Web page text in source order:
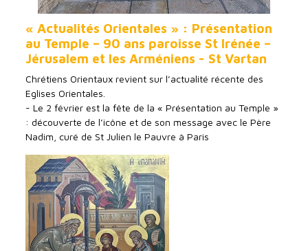
« Actualités Orientales » : Présentation
au Temple – 90 ans paroisse St Irénée –
Jérusalem et les Arméniens - St Vartan
Chrétiens Orientaux revient sur l’actualité récente des
Eglises Orientales.
- Le 2 février est la fête de la « Présentation au Temple »
: découverte de l’icône et de son message avec le Père
Nadim, curé de St Julien le Pauvre à Paris